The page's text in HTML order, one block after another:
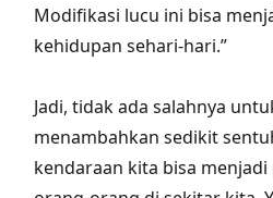
Modifikasi lucu ini bisa
kehidupan sehari-hari.”
Jadi, tidak ada salahnya
menambahkan sedikit
kendaraan kita bisa